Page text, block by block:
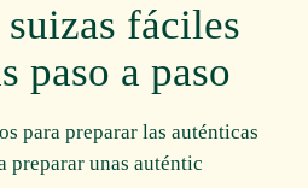
fáciles
paso a paso
para preparar las auténticas
preparar unas auténtic